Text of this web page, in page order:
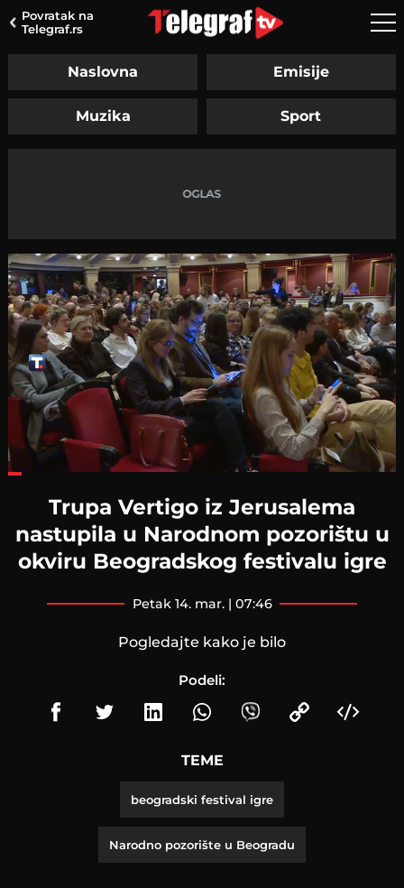
Povratak na
Telegraf.rs
Naslovna Emisije
Muzika Sport
Trupa Vertigo iz Jerusalema
nastupila u Narodnom pozorištu u
okviru Beogradskog festivalu igre
petak 14. mar. | 07:46
Pogledajte kako je bilo
Podeli:
TEME
beogradski festival igre
Narodno pozorište u Beogradu